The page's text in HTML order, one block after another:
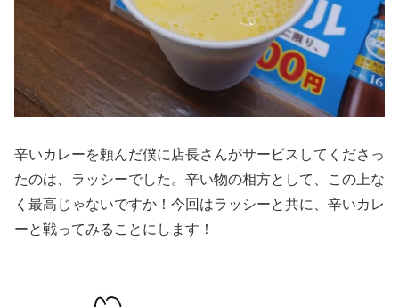
辛いカレーを頼んだ僕に店長さんがサービスしてくださっ
たのは、ラッシーでした。辛い物の相方として、この上な
く最高じゃないですか！今回はラッシーと共に、辛いカレ
ーと戦ってみることにします！